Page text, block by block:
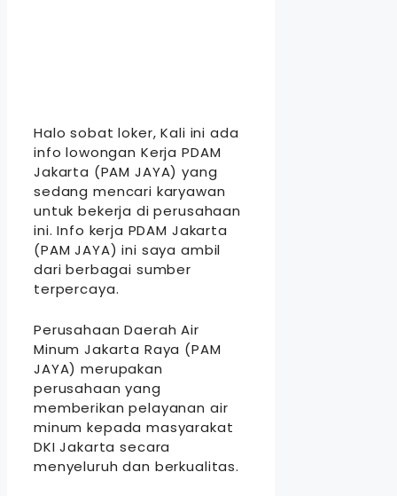
Halo sobat loker, Kali ini ada
info lowongan Kerja PDAM
Jakarta (PAM JAYA) yang
sedang mencari karyawan
untuk bekerja di perusahaan
ini. Info kerja PDAM Jakarta
(PAM JAYA) ini saya ambil
dari berbagai sumber
terpercaya.
Perusahaan Daerah Air
Minum Jakarta Raya (PAM
JAYA) merupakan
perusahaan yang
memberikan pelayanan air
minum kepada masyarakat
DKI Jakarta secara
menyeluruh dan berkualitas.